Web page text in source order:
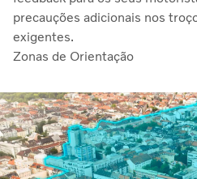
precauções adicionais nos
exigentes.
Zonas de Orientação